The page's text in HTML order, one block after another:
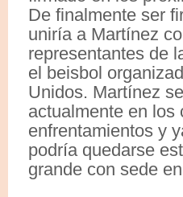
De finalmente ser
uniría a Martínez
representantes de
el beisbol
Unidos. Martínez
actualmente en los
enfrentamientos y
podría quedarse
grande con sede